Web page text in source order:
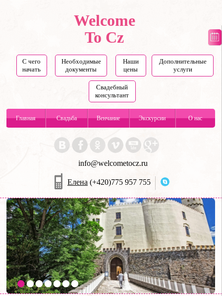
Welcome
To Cz
С чего
начать
Необходимые
документы
Наши
цены
Дополнительные
услуги
Свадебный
консультант
Главная Свадьба Венчание Экскурсии О нас
info@welcometocz.ru
Елена (+420)775 957 755